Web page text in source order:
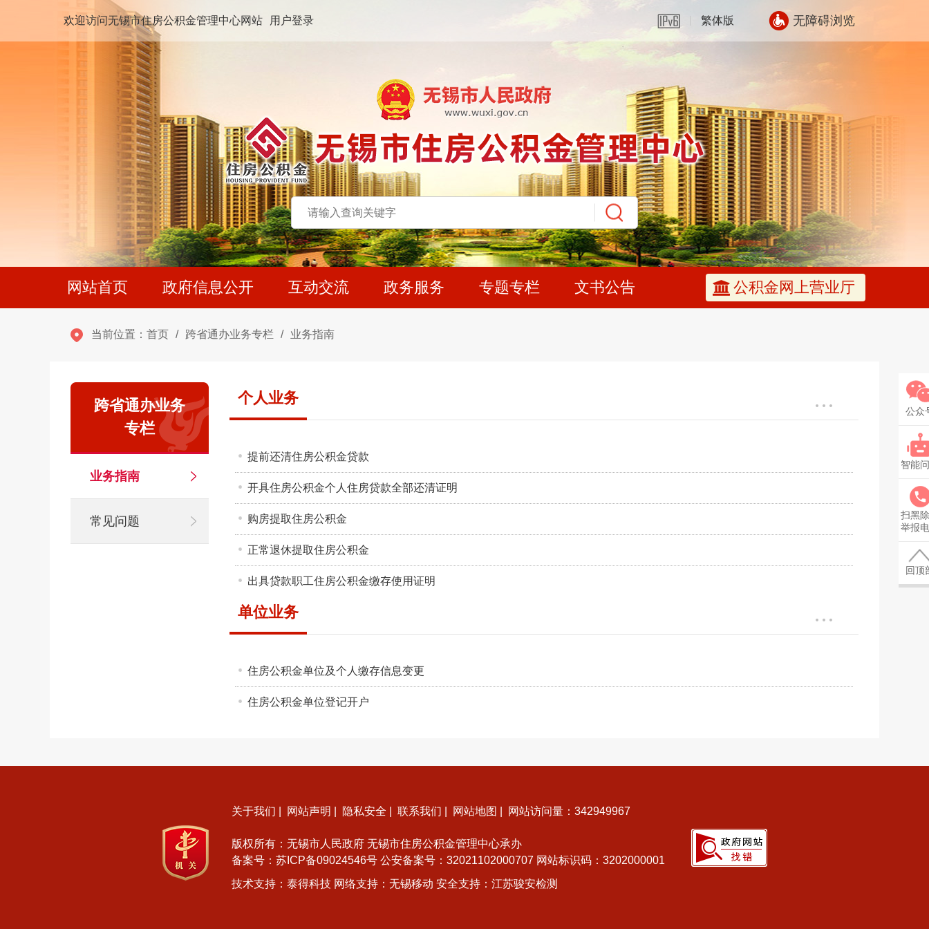
欢迎访问无锡市住房公积金管理中心网站 用户登录 繁体版 无障碍浏览
网站首页 政府信息公开 互动交流 政务服务 专题专栏 文书公告 公积金网上营业厅
当前位置： 首页 / 跨省通办业务专栏 / 业务指南
跨省通办业务
专栏
业务指南
常见问题
个人业务
提前还清住房公积金贷款
开具住房公积金个人住房贷款全部还清证明
购房提取住房公积金
正常退休提取住房公积金
出具贷款职工住房公积金缴存使用证明
单位业务
住房公积金单位及个人缴存信息变更
住房公积金单位登记开户
关于我们 网站声明 隐私安全 联系我们 网站地图 | 网站访问量： 342949967
版权所有：无锡市人民政府 无锡市住房公积金管理中心承办
备案号： 苏ICP备09024546号 公安备案号：32021102000707 网站标识码：3202000001
技术支持：泰得科技 网络支持：无锡移动 安全支持：江苏骏安检测
公众
智能
扫黑
举报
回顶